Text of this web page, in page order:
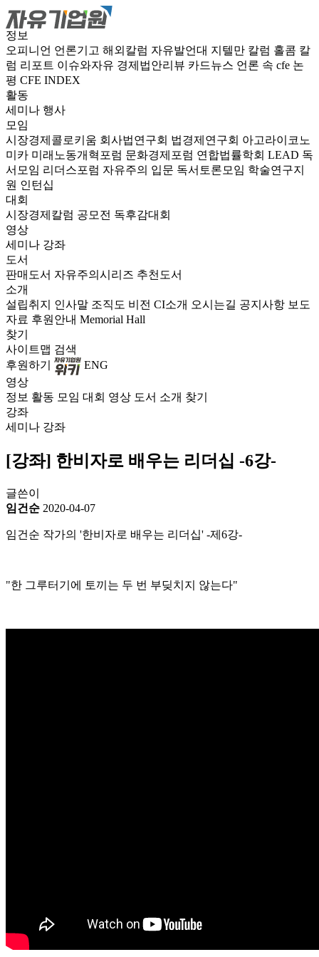
정보
오피니언 언론기고 해외칼럼 자유발언대 지텔만 칼럼 홀콤 칼
럼 리포트 이슈와자유 경제법안리뷰 카드뉴스 언론 속 cfe 논
평 CFE INDEX
활동
세미나 행사
모임
시장경제콜로키움 회사법연구회 법경제연구회 아고라이코노
미카 미래노동개혁포럼 문화경제포럼 연합법률학회 LEAD 독
서모임 리더스포럼 자유주의 입문 독서토론모임 학술연구지
원 인턴십
대회
시장경제칼럼 공모전 독후감대회
영상
세미나 강좌
도서
판매도서 자유주의시리즈 추천도서
소개
설립취지 인사말 조직도 비전 CI소개 오시는길 공지사항 보도
자료 후원안내 Memorial Hall
찾기
사이트맵 검색
후원하기
ENG
영상
정보 활동 모임 대회 영상 도서 소개 찾기
강좌
세미나 강좌
[강좌] 한비자로 배우는 리더십 -6강-
글쓴이
임건순 2020-04-07
임건순 작가의 '한비자로 배우는 리더십' -제6강-
"한 그루터기에 토끼는 두 번 부딪치지 않는다"